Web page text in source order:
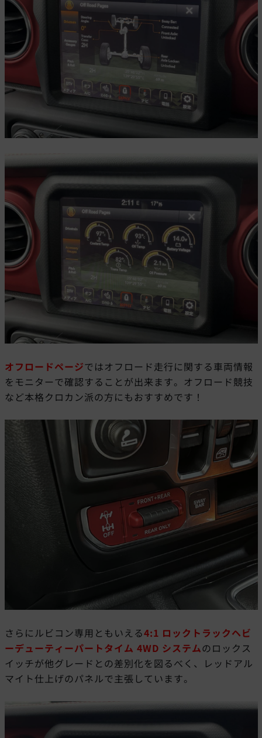
オフロードページではオフロード走行に関する車両情報
をモニターで確認することが出来ます。オフロード競技
など本格クロカン派の方にもおすすめです！
さらにルビコン専用ともいえる4:1 ロックトラックヘビ
ーデューティーパートタイム 4WD システムのロックス
イッチが他グレードとの差別化を図るべく、レッドアル
マイト仕上げのパネルで主張しています。